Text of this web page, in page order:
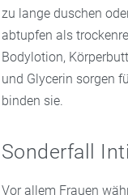
zu lange duschen
abtupfen als
Bodylotion,
und Glycerin sorgen
binden sie.
Sonderfall
Vor allem Frauen